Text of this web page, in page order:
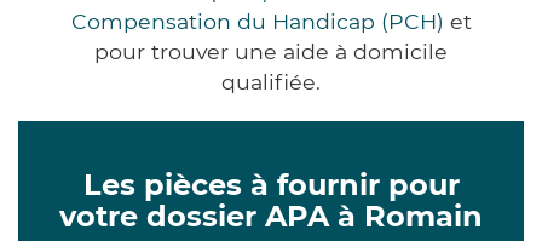
Compensation du Handicap (PCH) et
pour trouver une aide à domicile
qualifiée.
Les pièces à fournir pour
votre dossier APA à Romain